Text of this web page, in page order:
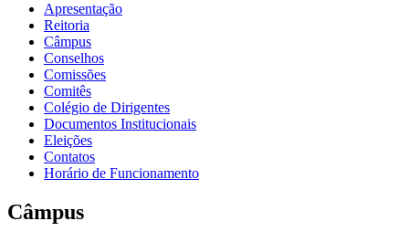
Apresentação
Reitoria
Câmpus
Conselhos
Comissões
Comitês
Colégio de Dirigentes
Documentos Institucionais
Eleições
Contatos
Horário de Funcionamento
Câmpus